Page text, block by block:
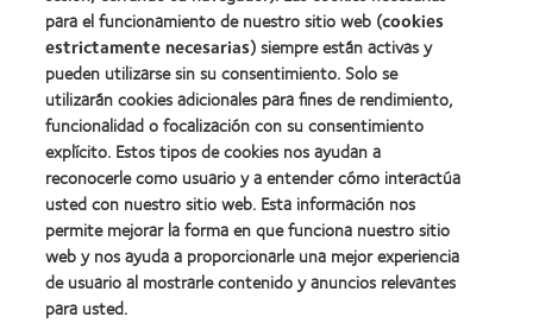
la
BCLA
Nuestros productos
Encuentre su lente
Tecnología para lentes de contacto
Lentes de contacto y visión
para el funcionamiento de nuestro sitio web (cookies
estrictamente necesarias) siempre están activas y
pueden utilizarse sin su consentimiento. Solo se
utilizarán cookies adicionales para fines de rendimiento,
funcionalidad o focalización con su consentimiento
explícito. Estos tipos de cookies nos ayudan a
reconocerle como usuario y a entender cómo interactúa
usted con nuestro sitio web. Esta información nos
permite mejorar la forma en que funciona nuestro sitio
web y nos ayuda a proporcionarle una mejor experiencia
de usuario al mostrarle contenido y anuncios relevantes
para usted.